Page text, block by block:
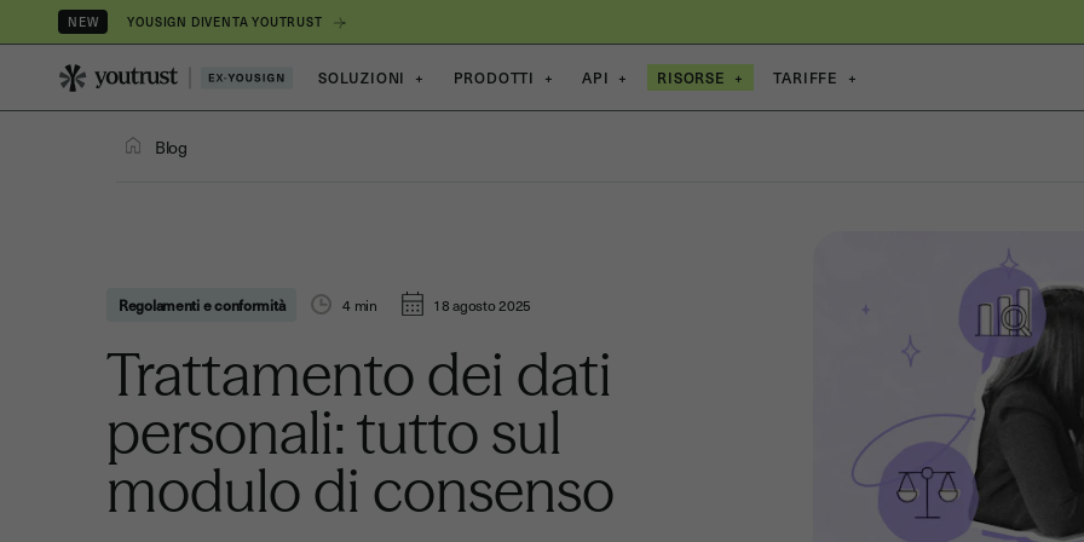
NEW YOUSIGN DIVENTA YOUTRUST
SOLUZIONI + PRODOTTI + API + RISORSE + TARIFFE +
Blog
Regolamenti e conformità 4 min 18 agosto 2025
Trattamento dei dati
personali: tutto sul
modulo di consenso